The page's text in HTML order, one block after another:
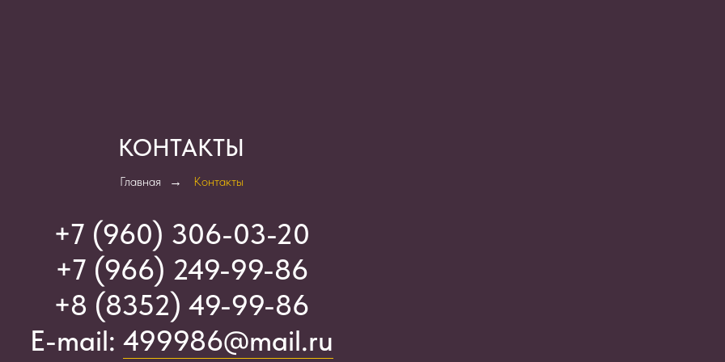
КОНТАКТЫ
Главная → Контакты
+7 (960) 306-03-20
+7 (966) 249-99-86
+8 (8352) 49-99-86
E-mail: 499986@mail.ru